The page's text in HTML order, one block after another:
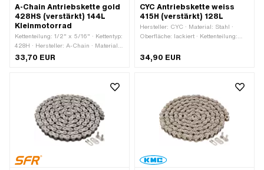
A-Chain Antriebskette gold
428HS (verstärkt) 144L
Kleinmotorrad
Kettenteilung: 1/2" x 5/16" · Kettentyp:
428H · Hersteller: A-Chain · Material:
Stahl · Oberfläche: lackiert · Farbe:
gold · Anzahl Kettenglieder: 144 Stk. ·
Kettenschloss-Art: Federverschluss
33,70 EUR
CYC Antriebskette weiss
415H (verstärkt) 128L
Hersteller: CYC · Material: Stahl ·
Oberfläche: lackiert · Kettenteilung:
Abrollumfang: 1626 mm · Anzahl
Kettenglieder: 128 Stk. · Kettenschloss-
34,90 EUR